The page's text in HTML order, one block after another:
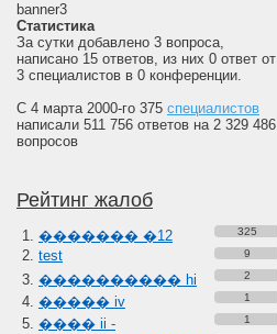
banner3
Статистика
За сутки добавлено 3 вопроса,
написано 15 ответов, из них 0 ответ от
3 специалистов в 0 конференции.
С 4 марта 2000-го 375 специалистов
написали 511 756 ответов на 2 329 486
вопросов
Рейтинг жалоб
������� �12 325
test 9
���������� hi 2
����� iv 1
���� ii -
1